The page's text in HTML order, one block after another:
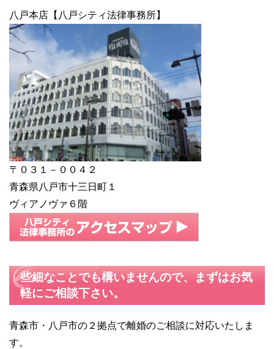
八戸本店【八戸シティ法律事務所】
〒０３１－００４２
青森県八戸市十三日町１
ヴィアノヴァ６階
些細なことでも構いませんので、まずはお気
軽にご相談下さい。
青森市・八戸市の２拠点で離婚のご相談に対応いたしま
す。